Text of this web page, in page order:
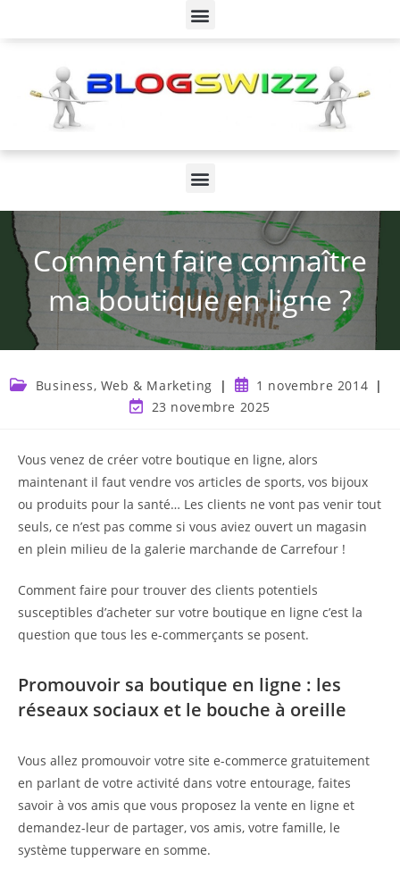
Comment faire connaître
ma boutique en ligne ?
Business, Web & Marketing
1 novembre 2014
23 novembre 2025
Vous venez de créer votre boutique en ligne, alors
maintenant il faut vendre vos articles de sports, vos bijoux
ou produits pour la santé… Les clients ne vont pas venir tout
seuls, ce n’est pas comme si vous aviez ouvert un magasin
en plein milieu de la galerie marchande de Carrefour !
Comment faire pour trouver des clients potentiels
susceptibles d’acheter sur votre boutique en ligne c’est la
question que tous les e-commerçants se posent.
Promouvoir sa boutique en ligne : les
réseaux sociaux et le bouche à oreille
Vous allez promouvoir votre site e-commerce gratuitement
en parlant de votre activité dans votre entourage, faites
savoir à vos amis que vous proposez la vente en ligne et
demandez-leur de partager, vos amis, votre famille, le
système tupperware en somme.